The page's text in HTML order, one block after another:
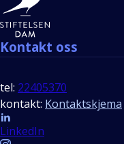
Kontakt oss
tel: 22405370
kontakt: Kontaktskjema
Follow us
LinkedIn